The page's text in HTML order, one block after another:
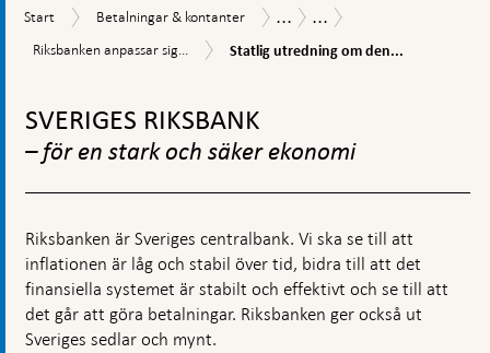
Start
Start
Betalningar
kontanter
Betalningar & kontanter Betalningsrapport
...
Så
svenskarna
...
Riksbanken
till
den
digitala
världen
Riksbanken anpassar sig...
Statlig
utredning
digitala
betalningsmarknaden
Statlig utredning om den...
toppnavigation
SVERIGES RIKSBANK
– för en stark och säker ekonomi
Riksbanken är Sveriges centralbank. Vi ska se till att
inflationen är låg och stabil över tid, bidra till att det
finansiella systemet är stabilt och effektivt och se till att
det går att göra betalningar. Riksbanken ger också ut
Sveriges sedlar och mynt.